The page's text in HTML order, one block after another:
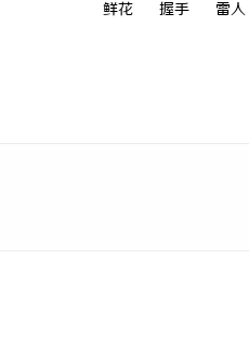
鲜花 握手 雷人